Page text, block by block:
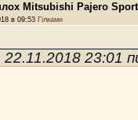
Mitsubishi Pajero
в 09:53 Гілками
22.11.2018 23:01